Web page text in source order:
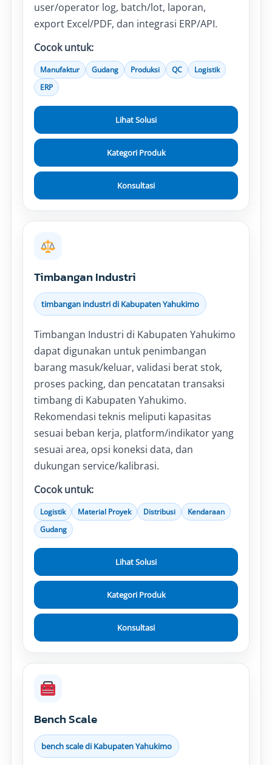
user/operator log, batch/lot, laporan,
export Excel/PDF, dan integrasi ERP/API.
Cocok untuk:
Manufaktur Gudang Produksi QC
Logistik
ERP
Lihat Solusi
Kategori Produk
Konsultasi
Timbangan Industri
timbangan industri di Kabupaten Yahukimo
Timbangan Industri di Kabupaten Yahukimo
dapat digunakan untuk penimbangan
barang masuk/keluar, validasi berat stok,
proses packing, dan pencatatan transaksi
timbang di Kabupaten Yahukimo.
Rekomendasi teknis meliputi kapasitas
sesuai beban kerja, platform/indikator yang
sesuai area, opsi koneksi data, dan
dukungan service/kalibrasi.
Cocok untuk:
Logistik Material Proyek Distribusi
Kendaraan
Gudang
Lihat Solusi
Kategori Produk
Konsultasi
Bench Scale
bench scale di Kabupaten Yahukimo